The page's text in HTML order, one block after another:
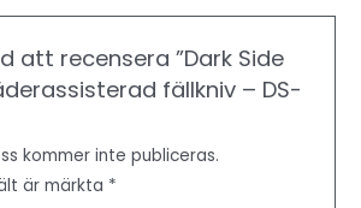
att recensera ”Dark Side
fällkniv – DS-
kommer inte publiceras.
är märkta *